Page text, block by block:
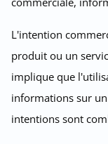
L'intention
produit ou un
implique que
informations sur
intentions sont